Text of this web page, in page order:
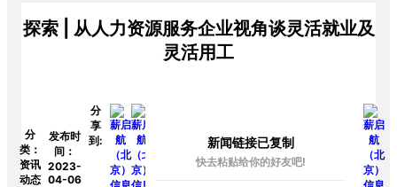
探索 | 从人力资源服务企业视角谈灵活就业及
灵活用工
分
类：
资讯
动态
发布时
间：
2023-
04-06
分
享
到:
新闻链接已复制
快去粘贴给你的好友吧!